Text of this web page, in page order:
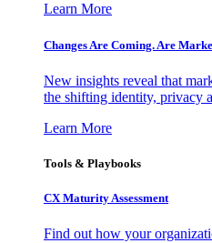
Learn More
Changes Are Coming. Are
New insights reveal that
the shifting identity, privacy
Learn More
Tools & Playbooks
CX Maturity Assessment
Find out how your